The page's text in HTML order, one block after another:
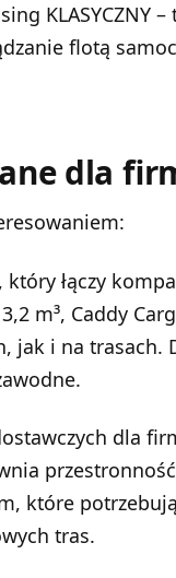
KLASYCZNY
flotą
dla
łączy
m³, Caddy
jak i na trasach.
dla
które
tras.